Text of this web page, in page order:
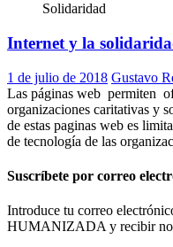
Solidaridad
Internet y la
1 de julio de 2018 Gustavo
Las páginas web permiten
organizaciones caritativas y
de estas paginas web es
de tecnología de las
Suscríbete por correo
Introduce tu correo
HUMANIZADA y recibir